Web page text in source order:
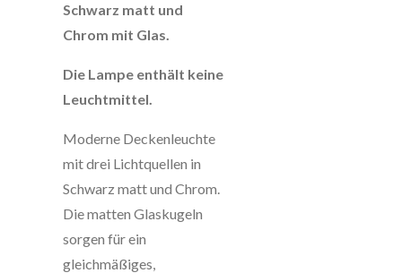
Schwarz matt und
Chrom mit Glas.
Die Lampe enthält keine
Leuchtmittel.
Moderne Deckenleuchte
mit drei Lichtquellen in
Schwarz matt und Chrom.
Die matten Glaskugeln
sorgen für ein
gleichmäßiges,